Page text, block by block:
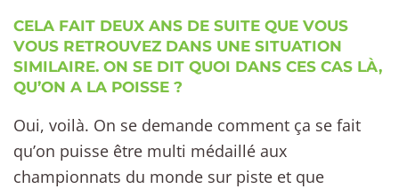
CELA FAIT DEUX ANS DE SUITE QUE VOUS
VOUS RETROUVEZ DANS UNE SITUATION
SIMILAIRE. ON SE DIT QUOI DANS CES CAS LÀ,
QU’ON A LA POISSE ?
Oui, voilà. On se demande comment ça se fait
qu’on puisse être multi médaillé aux
championnats du monde sur piste et que